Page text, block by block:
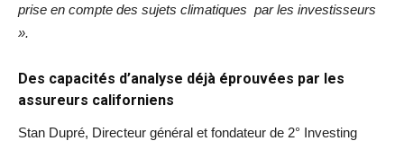
prise en compte des sujets climatiques par les investisseurs
».
Des capacités d’analyse déjà éprouvées par les
assureurs californiens
Stan Dupré, Directeur général et fondateur de 2° Investing